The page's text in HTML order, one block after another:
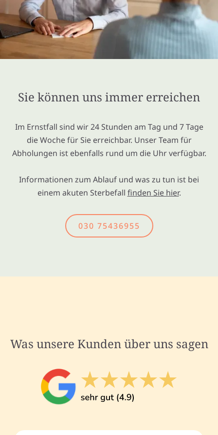
Sie können uns immer erreichen
Im Ernstfall sind wir 24 Stunden am Tag und 7 Tage
die Woche für Sie erreichbar. Unser Team für
Abholungen ist ebenfalls rund um die Uhr verfügbar.
Informationen zum Ablauf und was zu tun ist bei
einem akuten Sterbefall finden Sie hier.
030 75436955
Was unsere Kunden über uns sagen